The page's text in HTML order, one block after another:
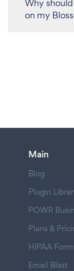
Why
on my
Main
Blog
Plugin
POWR
Plans &
HIPAA
Email Blast